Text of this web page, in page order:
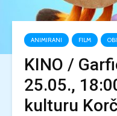
ANIMIRANI FILM
KINO /
25.05.,
kulturu